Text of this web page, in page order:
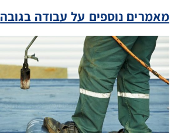
מאמרים נוספים על עבודה בגובה